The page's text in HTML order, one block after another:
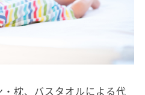
枕、バスタオルによる代